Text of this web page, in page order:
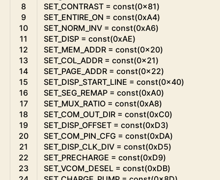
8
9
10
11
12
13
14
15
16
17
18
19
20
21
22
23
SET_CONTRAST = const(0x81)
SET_ENTIRE_ON = const(0xA4)
SET_NORM_INV = const(0xA6)
SET_DISP = const(0xAE)
SET_MEM_ADDR = const(0x20)
SET_COL_ADDR = const(0x21)
SET_PAGE_ADDR = const(0x22)
SET_DISP_START_LINE = const(0x40)
SET_SEG_REMAP = const(0xA0)
SET_MUX_RATIO = const(0xA8)
SET_COM_OUT_DIR = const(0xC0)
SET_DISP_OFFSET = const(0xD3)
SET_COM_PIN_CFG = const(0xDA)
SET_DISP_CLK_DIV = const(0xD5)
SET_PRECHARGE = const(0xD9)
SET_VCOM_DESEL = const(0xDB)